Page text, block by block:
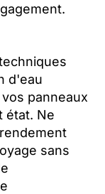
d'eau
panneaux
état. Ne
sans